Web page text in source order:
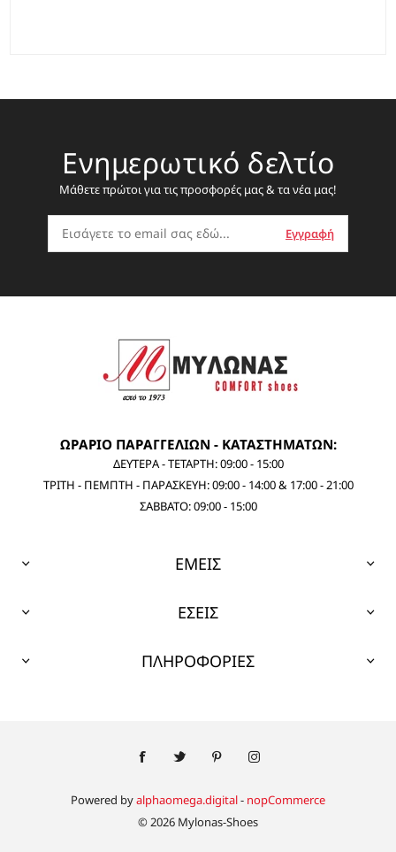
Ενημερωτικό δελτίο
Μάθετε πρώτοι για τις προσφορές μας & τα νέα μας!
ΩΡΑΡΙΟ ΠΑΡΑΓΓΕΛΙΩΝ - ΚΑΤΑΣΤΗΜΑΤΩΝ:
ΔΕΥΤΕΡΑ - ΤΕΤΑΡΤΗ: 09:00 - 15:00
ΤΡΙΤΗ - ΠΕΜΠΤΗ - ΠΑΡΑΣΚΕΥΗ: 09:00 - 14:00 & 17:00 - 21:00
ΣΑΒΒΑΤΟ: 09:00 - 15:00
ΕΜΕΙΣ
ΕΣΕΙΣ
ΠΛΗΡΟΦΟΡΙΕΣ
Powered byalphaomega.digital- nopCommerce
© 2026 Mylonas-Shoes